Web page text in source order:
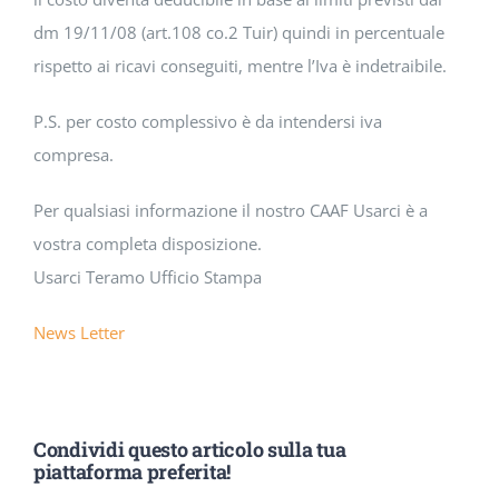
dm 19/11/08 (art.108 co.2 Tuir) quindi in percentuale
rispetto ai ricavi conseguiti, mentre l’Iva è indetraibile.
P.S. per costo complessivo è da intendersi iva
compresa.
Per qualsiasi informazione il nostro CAAF Usarci è a
vostra completa disposizione.
Usarci Teramo Ufficio Stampa
News Letter
Condividi questo articolo sulla tua
piattaforma preferita!